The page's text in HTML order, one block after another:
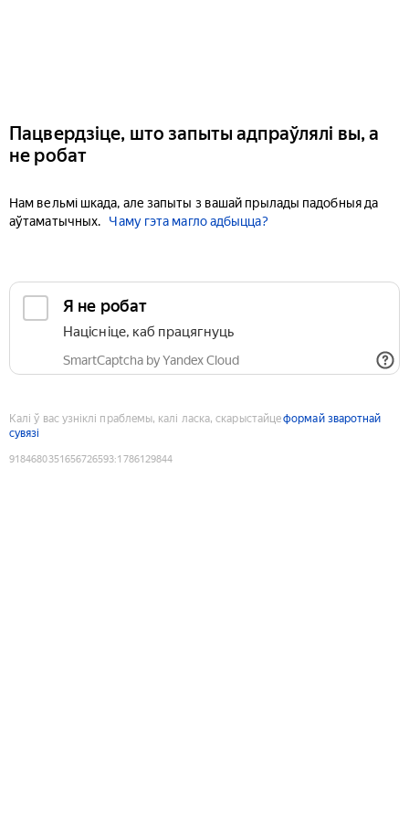
Пацвердзіце, што запыты адпраўлялі вы, а
не робат
Нам вельмі шкада, але запыты з вашай прылады падобныя да
аўтаматычных.
Чаму гэта магло адбыцца?
Я не робат
Націсніце, каб працягнуць
SmartCaptcha by Yandex Cloud
Калі ў вас узніклі праблемы, калі ласка, скарыстайцеформай зваротнай
сувязі
9184680351656726593:1786129844